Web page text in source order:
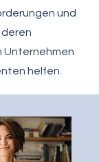
und
deren
Unternehmen
helfen.